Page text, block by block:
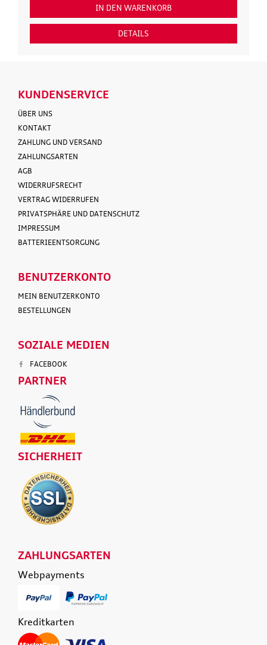
IN DEN WARENKORB
DETAILS
KUNDENSERVICE
ÜBER UNS
KONTAKT
ZAHLUNG UND VERSAND
ZAHLUNGSARTEN
AGB
WIDERRUFSRECHT
VERTRAG WIDERRUFEN
PRIVATSPHÄRE UND DATENSCHUTZ
IMPRESSUM
BATTERIEENTSORGUNG
BENUTZERKONTO
MEIN BENUTZERKONTO
BESTELLUNGEN
SOZIALE MEDIEN
FACEBOOK
PARTNER
SICHERHEIT
ZAHLUNGSARTEN
Webpayments
Kreditkarten